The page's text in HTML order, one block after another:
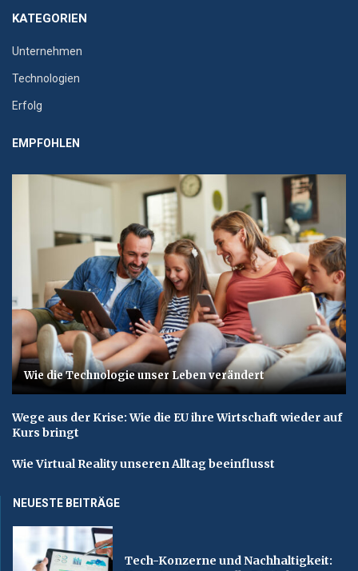
KATEGORIEN
Unternehmen
Technologien
Erfolg
EMPFOHLEN
Wie die Technologie unser Leben verändert
Wege aus der Krise: Wie die EU ihre Wirtschaft wieder auf
Kurs bringt
Wie Virtual Reality unseren Alltag beeinflusst
NEUESTE BEITRÄGE
Tech-Konzerne und Nachhaltigkeit: